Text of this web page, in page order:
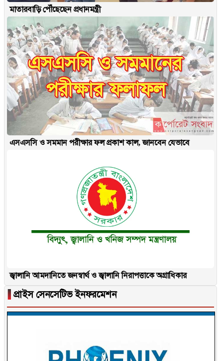
মাতারবাড়ি পৌঁছেছেন প্রধানমন্ত্রী
এসএসসি ও সমমান পরীক্ষার ফল প্রকাশ কাল, জানবেন যেভাবে
জ্বালানি আমদানিতে জনস্বার্থ ও জ্বালানি নিরাপত্তাকে অগ্রাধিকার
▐ প্রাইস সেনসেটিভ ইনফরমেশন